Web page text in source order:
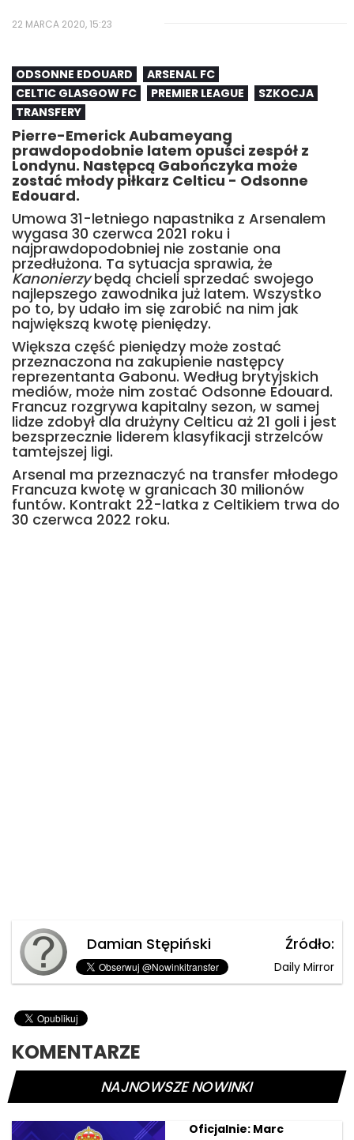
22 MARCA 2020, 15:23
ODSONNE EDOUARD
ARSENAL FC
CELTIC GLASGOW FC
PREMIER LEAGUE
SZKOCJA
TRANSFERY
Pierre-Emerick Aubameyang
prawdopodobnie latem opuści zespół z
Londynu. Następcą Gabończyka może
zostać młody piłkarz Celticu - Odsonne
Edouard.
Umowa 31-letniego napastnika z Arsenalem
wygasa 30 czerwca 2021 roku i
najprawdopodobniej nie zostanie ona
przedłużona. Ta sytuacja sprawia, że
Kanonierzybędą chcieli sprzedać swojego
najlepszego zawodnika już latem. Wszystko
po to, by udało im się zarobić na nim jak
największą kwotę pieniędzy.
Większa część pieniędzy może zostać
przeznaczona na zakupienie następcy
reprezentanta Gabonu. Według brytyjskich
mediów, może nim zostać Odsonne Edouard.
Francuz rozgrywa kapitalny sezon, w samej
lidze zdobył dla drużyny Celticu aż 21 goli i jest
bezsprzecznie liderem klasyfikacji strzelców
tamtejszej ligi.
Arsenal ma przeznaczyć na transfer młodego
Francuza kwotę w granicach 30 milionów
funtów. Kontrakt 22-latka z Celtikiem trwa do
30 czerwca 2022 roku.
Damian Stępiński Źródło:
Daily Mirror
KOMENTARZE
NAJNOWSZE NOWINKI
Oficjalnie: Marc